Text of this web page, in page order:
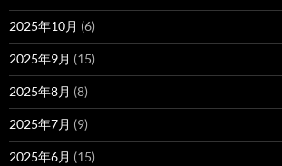
2025年10月 (6)
2025年9月 (15)
2025年8月 (8)
2025年7月 (9)
2025年6月 (15)